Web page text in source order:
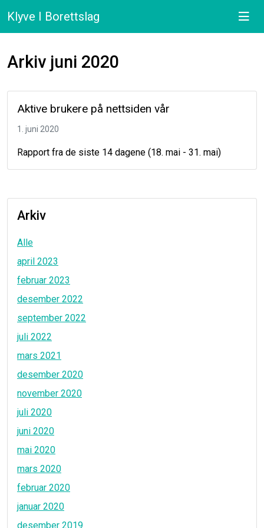
Klyve I Borettslag
Arkiv juni 2020
Aktive brukere på nettsiden vår
1. juni 2020
Rapport fra de siste 14 dagene (18. mai - 31. mai)
Arkiv
Alle
april 2023
februar 2023
desember 2022
september 2022
juli 2022
mars 2021
desember 2020
november 2020
juli 2020
juni 2020
mai 2020
mars 2020
februar 2020
januar 2020
desember 2019